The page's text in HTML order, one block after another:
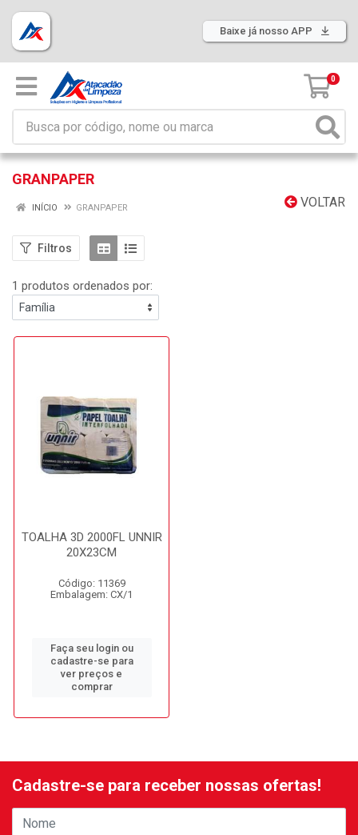
Baixe já nosso APP
0
GRANPAPER
VOLTAR
INÍCIO GRANPAPER
Filtros
1 produtos ordenados por:
TOALHA 3D 2000FL UNNIR
20X23CM
Código: 11369
Embalagem: CX/1
Faça seu login ou
cadastre-se para
ver preços e
comprar
Cadastre-se para receber nossas ofertas!